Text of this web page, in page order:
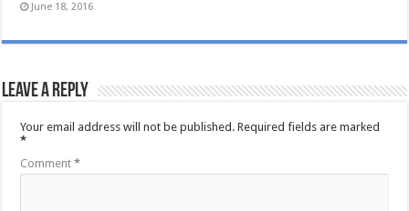
June 18, 2016
Leave a Reply
Your email address will not be published. Required fields are marked
*
Comment*